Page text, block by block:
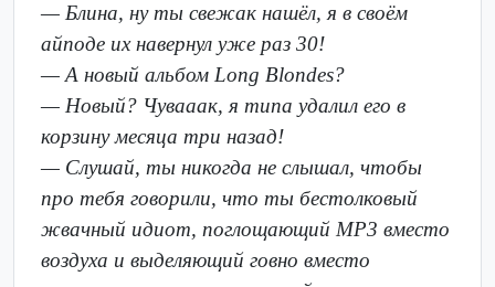
— Блина, ну ты свежак нашёл, я в своём
айподе их навернул уже раз 30!
— А новый альбом Long Blondes?
— Новый? Чувааак, я типа удалил его в
корзину месяца три назад!
— Слушай, ты никогда не слышал, чтобы
про тебя говорили, что ты бестолковый
жвачный идиот, поглощающий MP3 вместо
воздуха и выделяющий говно вместо